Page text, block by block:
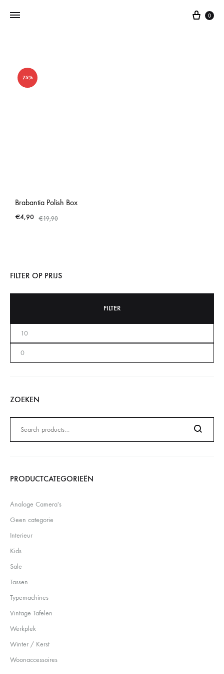
0
75%
Brabantia Polish Box
€4,90 €19,90
FILTER OP PRIJS
FILTER
ZOEKEN
naar:
Search
PRODUCTCATEGORIEËN
Analoge Camera's
Geen categorie
Interieur
Kids
Sale
Tassen
Typemachines
Vintage Tafelen
Werkplek
Winter / Kerst
Woonaccessoires